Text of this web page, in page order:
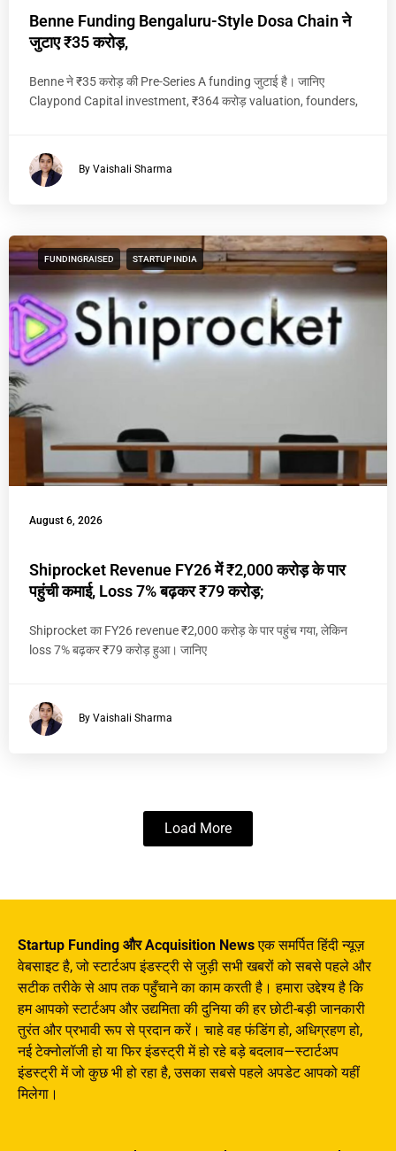
Benne Funding Bengaluru-Style Dosa Chain ने
जुटाए ₹35 करोड़,
Benne ने ₹35 करोड़ की Pre-Series A funding जुटाई है। जानिए
Claypond Capital investment, ₹364 करोड़ valuation, founders,
By Vaishali Sharma
FUNDINGRAISED STARTUP INDIA
August 6, 2026
Shiprocket Revenue FY26 में ₹2,000 करोड़ के पार
पहुंची कमाई, Loss 7% बढ़कर ₹79 करोड़;
Shiprocket का FY26 revenue ₹2,000 करोड़ के पार पहुंच गया, लेकिन
loss 7% बढ़कर ₹79 करोड़ हुआ। जानिए
By Vaishali Sharma
Load More
Startup Funding और Acquisition Newsएक समर्पित हिंदी न्यूज़
वेबसाइट है, जो स्टार्टअप इंडस्ट्री से जुड़ी सभी खबरों को सबसे पहले और
सटीक तरीके से आप तक पहुँचाने का काम करती है। हमारा उद्देश्य है कि
हम आपको स्टार्टअप और उद्यमिता की दुनिया की हर छोटी-बड़ी जानकारी
तुरंत और प्रभावी रूप से प्रदान करें। चाहे वह फंडिंग हो, अधिग्रहण हो,
नई टेक्नोलॉजी हो या फिर इंडस्ट्री में हो रहे बड़े बदलाव—स्टार्टअप
इंडस्ट्री में जो कुछ भी हो रहा है, उसका सबसे पहले अपडेट आपको यहीं
मिलेगा।